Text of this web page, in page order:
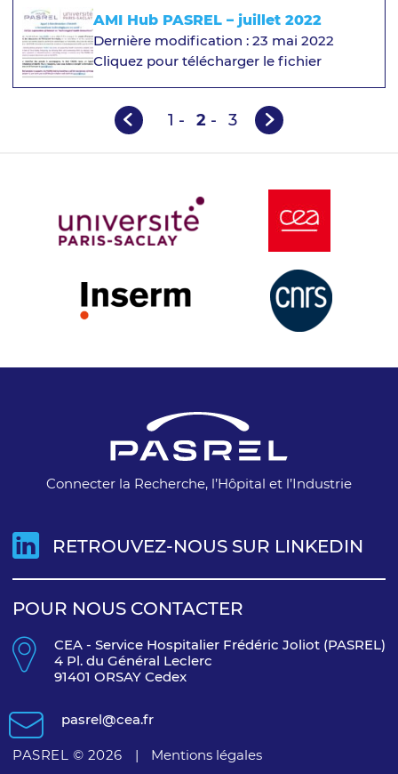
AMI Hub PASREL – juillet 2022
Dernière modification : 23 mai 2022
Cliquez pour télécharger le fichier
1 - 2 - 3
Connecter la Recherche, l’Hôpital et l’Industrie
RETROUVEZ-NOUS SUR LINKEDIN
POUR NOUS CONTACTER
CEA - Service Hospitalier Frédéric Joliot (PASREL)
4 Pl. du Général Leclerc
91401 ORSAY Cedex
pasrel@cea.fr
PASREL © 2026 | Mentions légales